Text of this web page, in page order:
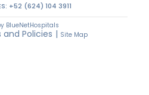
+52 (624) 104 3911
BlueNetHospitals
Policies | Site Map